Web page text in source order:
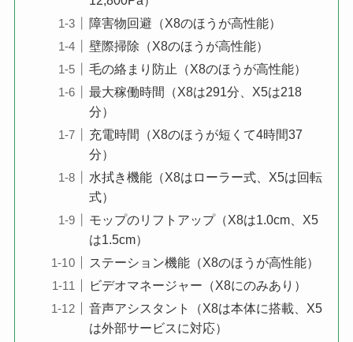
障害物回避（X8のほうが高性能）
壁際掃除（X8のほうが高性能）
毛の絡まり防止（X8のほうが高性能）
最大稼働時間（X8は291分、X5は218
分）
充電時間（X8のほうが短くて4時間37
分）
水拭き機能（X8はローラー式、X5は回転
式）
モップのリフトアップ（X8は1.0cm、X5
は1.5cm）
ステーション機能（X8のほうが高性能）
ビデオマネージャー（X8にのみあり）
音声アシスタント（X8は本体に搭載、X5
は外部サービスに対応）